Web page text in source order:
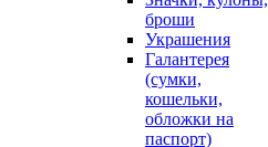
броши
Украшения
Галантерея
(сумки,
кошельки,
обложки на
паспорт)